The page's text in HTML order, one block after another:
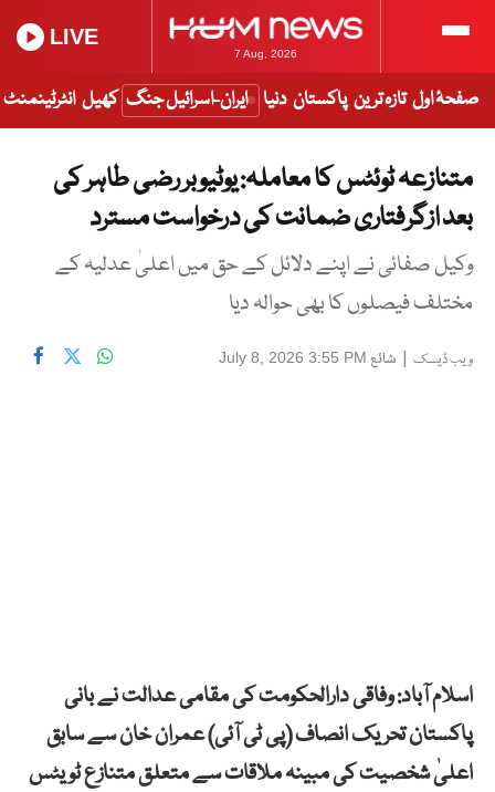
7 Aug, 2026
LIVE
صفحۂ اول تازہ ترین پاکستان دنیا ایران-اسرائیل جنگ کھیل انٹرٹینمنٹ
متنازعہ ٹوئٹس کا معاملہ: یوٹیوبر رضی طاہر کی
بعد ازگرفتاری ضمانت کی درخواست مسترد
وکیل صفائی نے اپنے دلائل کے حق میں اعلیٰ عدلیہ کے
مختلف فیصلوں کا بھی حوالہ دیا
ویب ڈیسک | شائع July 8, 2026 3:55 PM
اسلام آباد: وفاقی دارالحکومت کی مقامی عدالت نے بانی
پاکستان تحریک انصاف (پی ٹی آئی) عمران خان سے سابق
اعلیٰ شخصیت کی مبینہ ملاقات سے متعلق متنازع ٹویٹس